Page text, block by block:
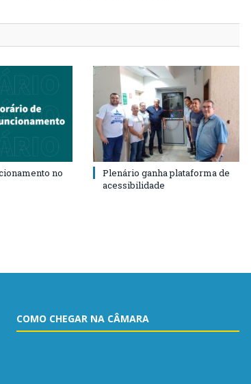
no
Plenário ganha plataforma de
acessibilidade
COMO CHEGAR NA CÂMARA